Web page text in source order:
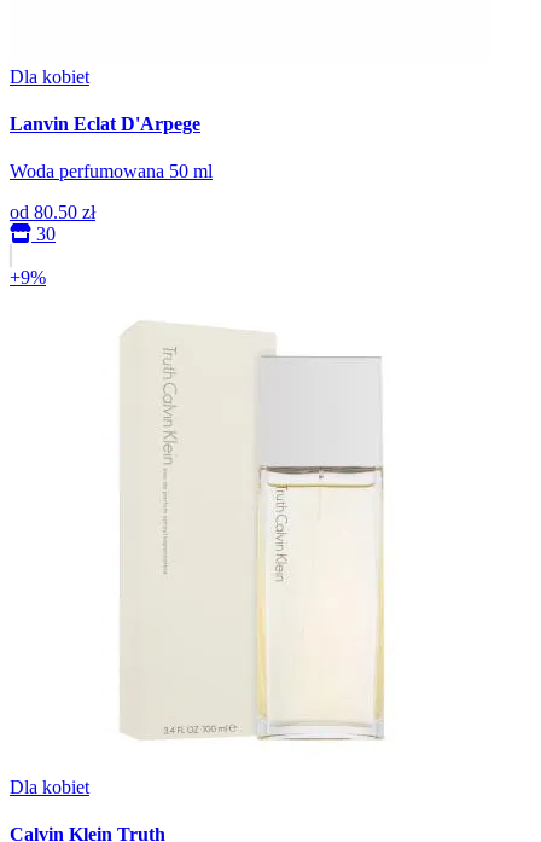
Dla kobiet
Lanvin Eclat D'Arpege
Woda perfumowana 50 ml
od 80.50 zł
30
+9%
Dla kobiet
Calvin Klein Truth